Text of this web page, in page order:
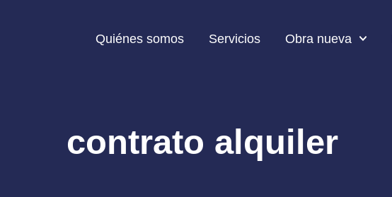
Quiénes somos Servicios Obra nueva
contrato alquiler